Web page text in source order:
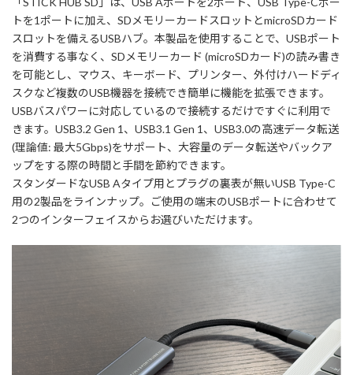
トを1ポートに加え、SDメモリーカードスロットとmicroSDカード
スロットを備えるUSBハブ。本製品を使用することで、USBポート
を消費する事なく、SDメモリーカード (microSDカード)の読み書き
を可能とし、マウス、キーボード、プリンター、外付けハードディ
スクなど複数のUSB機器を接続でき簡単に機能を拡張できます。
USBバスパワーに対応しているので接続するだけですぐに利用で
きます。USB3.2 Gen 1、USB3.1 Gen 1、USB3.0の高速データ転送
(理論値: 最大5Gbps)をサポート、大容量のデータ転送やバックア
ップをする際の時間と手間を節約できます。
スタンダードなUSB Aタイプ用とプラグの裏表が無いUSB Type-C
用の2製品をラインナップ。ご使用の端末のUSBポートに合わせて
2つのインターフェイスからお選びいただけます。